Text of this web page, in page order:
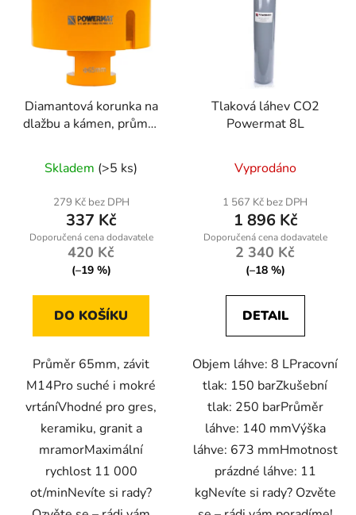
Diamantová korunka na
dlažbu a kámen, průměr
Skladem (>5 ks)
279 Kč bez DPH
337 Kč
420 Kč
(–19 %)
DO KOŠÍKU
Průměr 65mm, závit
M14Pro suché i mokré
vrtáníVhodné pro gres,
keramiku, granit a
mramorMaximální
rychlost 11 000
ot/minNevíte si rady?
Tlaková láhev CO2
Powermat 8L
Vyprodáno
1 567 Kč bez DPH
1 896 Kč
2 340 Kč
(–18 %)
DETAIL
Objem láhve: 8 LPracovní
tlak: 150 barZkušební
tlak: 250 barPrůměr
láhve: 140 mmVýška
láhve: 673 mmHmotnost
prázdné láhve: 11
kgNevíte si rady? Ozvěte